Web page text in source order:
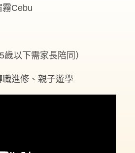
霧Cebu
以下需家長陪同）
進修、親子遊學